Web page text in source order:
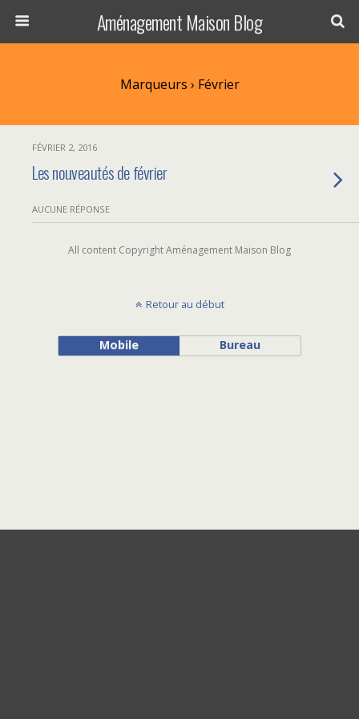
Aménagement Maison Blog
Marqueurs › Février
FÉVRIER 2, 2016
Les nouveautés de février
AUCUNE RÉPONSE
All content Copyright Aménagement Maison Blog
Retour au début
Mobile Bureau